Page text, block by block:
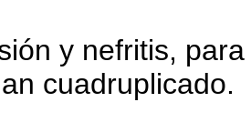
y nefritis,
cuadruplicado.